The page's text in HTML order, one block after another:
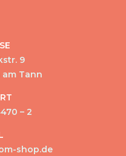
9
am Tann
– 2
shop.de